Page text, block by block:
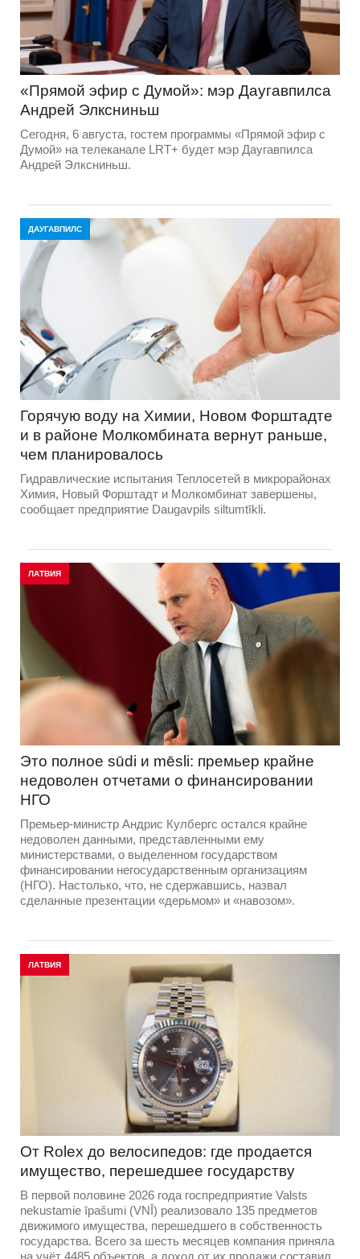
«Прямой эфир с Думой»: мэр Даугавпилса
Андрей Элксниньш
Сегодня, 6 августа, гостем программы «Прямой эфир с
Думой» на телеканале LRT+ будет мэр Даугавпилса
Андрей Элксниньш.
ДАУГАВПИЛС
Горячую воду на Химии, Новом Форштадте
и в районе Молкомбината вернут раньше,
чем планировалось
Гидравлические испытания Теплосетей в микрорайонах
Химия, Новый Форштадт и Молкомбинат завершены,
сообщает предприятие Daugavpils siltumtīkli.
ЛАТВИЯ
Это полное sūdi и mēsli: премьер крайне
недоволен отчетами о финансировании
НГО
Премьер-министр Андрис Кулбергс остался крайне
недоволен данными, представленными ему
министерствами, о выделенном государством
финансировании негосударственным организациям
(НГО). Настолько, что, не сдержавшись, назвал
сделанные презентации «дерьмом» и «навозом».
ЛАТВИЯ
От Rolex до велосипедов: где продается
имущество, перешедшее государству
В первой половине 2026 года госпредприятие Valsts
nekustamie īpašumi (VNĪ) реализовало 135 предметов
движимого имущества, перешедшего в собственность
государства. Всего за шесть месяцев компания приняла
на учёт 4485 объектов, а доход от их продажи составил